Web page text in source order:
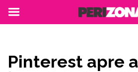
Pinterest apre